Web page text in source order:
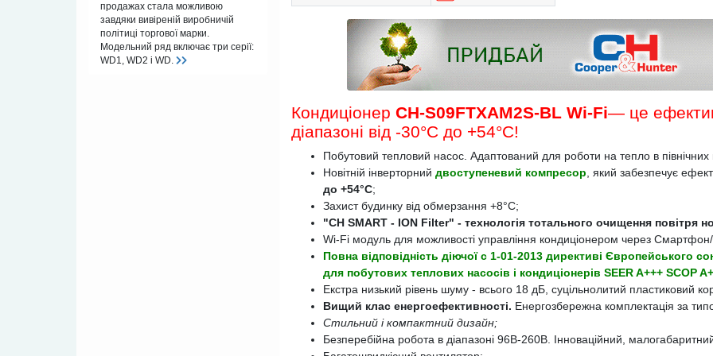
продажах стала можливою
завдяки вивіреній виробничій
політиці торгової марки.
Модельний ряд включає три серії:
WD1, WD2 і WD.
Кондиціонер CH-S09FTXAM2S-BL Wi-Fi— це
діапазоні від -30°С до +54°C!
Побутовий тепловий насос. Адаптований для роботи на тепло в
Новітній інверторний двоступеневий компресор , який забезпечує
до +54°C;
Захист будинку від обмерзання +8°C;
"CH SMART - ION Filter" - технологія тотального очищення повітря
Wi-Fi модуль для можливості управління кондиціонером через
Повна відповідність діючої c 1-01-2013 директиві Європейського
для побутових теплових насосів і кондиціонерів SEER A+++ SCOP
Екстра низький рівень шуму - всього 18 дБ, суцільнолитий пластиковий
Вищий клас енергоефективності. Енергозбережна комплектація за
Стильний і компактний дизайн;
Безперебійна робота в діапазоні 96В-260В. Інноваційний,